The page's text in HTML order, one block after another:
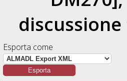
Esporta come